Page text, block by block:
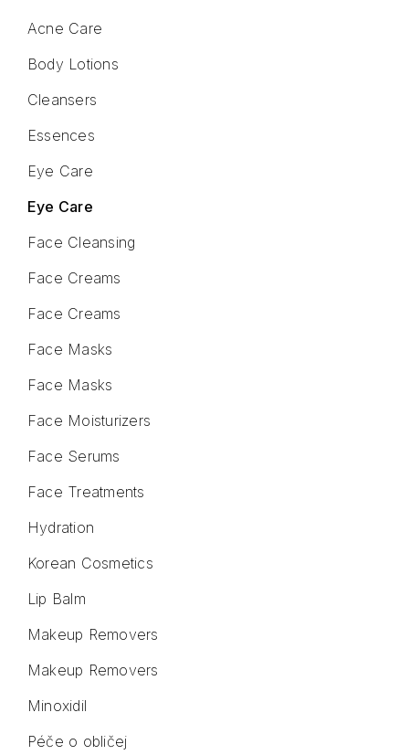
Acne Care
Body Lotions
Cleansers
Essences
Eye Care
Eye Care
Face Cleansing
Face Creams
Face Creams
Face Masks
Face Masks
Face Moisturizers
Face Serums
Face Treatments
Hydration
Korean Cosmetics
Lip Balm
Makeup Removers
Makeup Removers
Minoxidil
Péče o obličej